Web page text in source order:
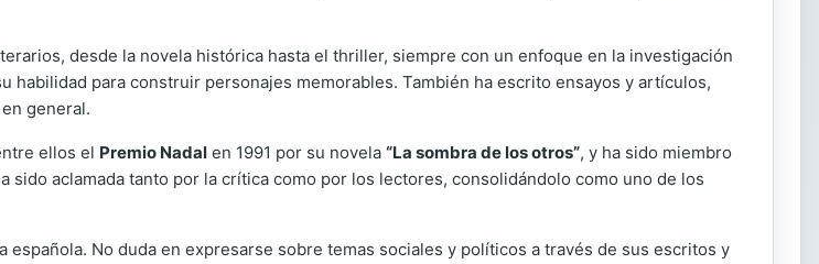
desde la novela histórica hasta el thriller, siempre con un enfoque en la investigación
para construir personajes memorables. También ha escrito ensayos y artículos,
general.
ellos el Premio Nadal en 1991 por su novela “La sombra de los otros”, y ha sido miembro
sido aclamada tanto por la crítica como por los lectores, consolidándolo como uno de los
No duda en expresarse sobre temas sociales y políticos a través de sus escritos y